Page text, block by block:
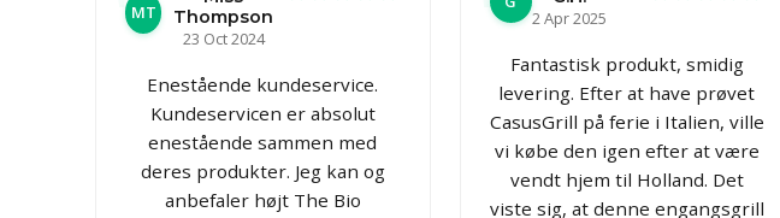
MT
Thompson
23 Oct 2024
Enestående kundeservice.
Kundeservicen er absolut
enestående sammen med
deres produkter. Jeg kan og
anbefaler højt The Bio
2 Apr 2025
Fantastisk produkt, smidig
levering. Efter at have prøvet
CasusGrill på ferie i Italien, ville
vi købe den igen efter at være
vendt hjem til Holland. Det
viste sig, at denne engangsgrill